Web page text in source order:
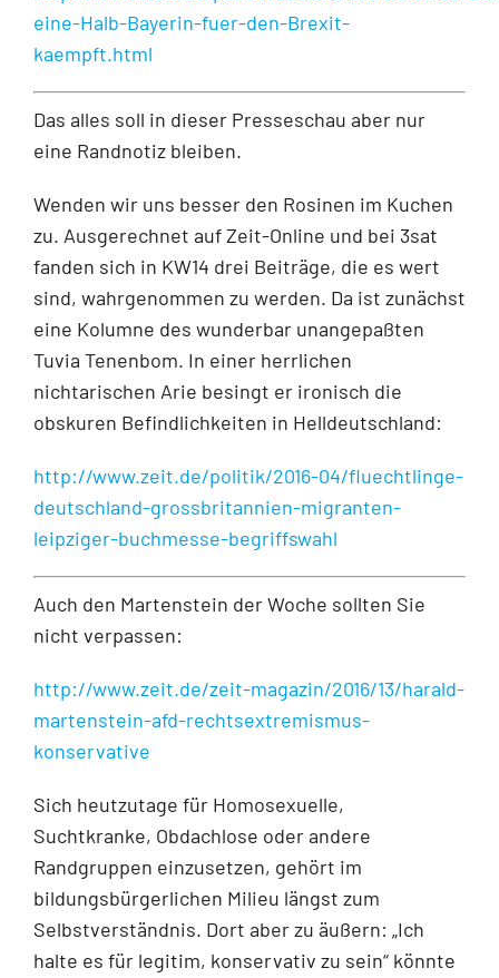
eine-Halb-Bayerin-fuer-den-Brexit-
kaempft.html
Das alles soll in dieser Presseschau aber nur
eine Randnotiz bleiben.
Wenden wir uns besser den Rosinen im Kuchen
zu. Ausgerechnet auf Zeit-Online und bei 3sat
fanden sich in KW14 drei Beiträge, die es wert
sind, wahrgenommen zu werden. Da ist zunächst
eine Kolumne des wunderbar unangepaßten
Tuvia Tenenbom. In einer herrlichen
nichtarischen Arie besingt er ironisch die
obskuren Befindlichkeiten in Helldeutschland:
http://www.zeit.de/politik/2016-04/fluechtlinge-
deutschland-grossbritannien-migranten-
leipziger-buchmesse-begriffswahl
Auch den Martenstein der Woche sollten Sie
nicht verpassen:
http://www.zeit.de/zeit-magazin/2016/13/harald-
martenstein-afd-rechtsextremismus-
konservative
Sich heutzutage für Homosexuelle,
Suchtkranke, Obdachlose oder andere
Randgruppen einzusetzen, gehört im
bildungsbürgerlichen Milieu längst zum
Selbstverständnis. Dort aber zu äußern: „Ich
halte es für legitim, konservativ zu sein“ könnte